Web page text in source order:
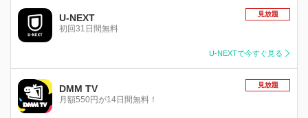
U-NEXT
初回31日間無料
見放題
U-NEXTで今すぐ見る
DMM TV
月額550円が14日間無料！
見放題